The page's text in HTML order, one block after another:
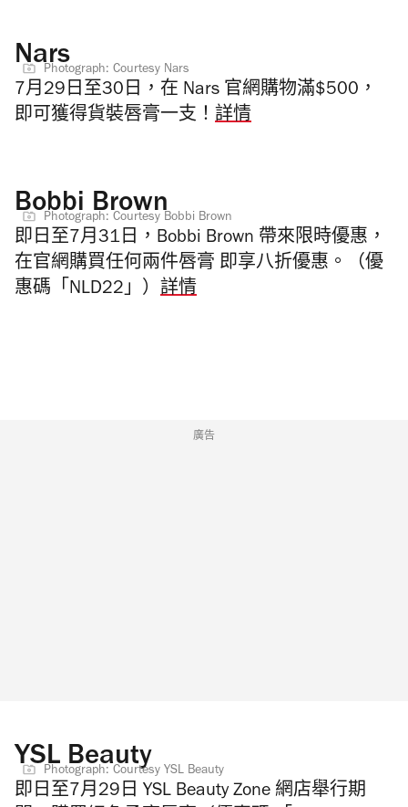
NarsPhotograph: Courtesy Nars
7月29日至30日，在 Nars 官網購物滿$500，
即可獲得貨裝唇膏一支！ 詳情
Bobbi Brown
Photograph: Courtesy Bobbi Brown
即日至7月31日，Bobbi Brown 帶來限時優惠，
在官網購買任何兩件唇膏 即享八折優惠。（優
惠碼「NLD22」） 詳情
廣告
YSL Beauty
Photograph: Courtesy YSL Beauty
即日至7月29日 YSL Beauty Zone 網店舉行期